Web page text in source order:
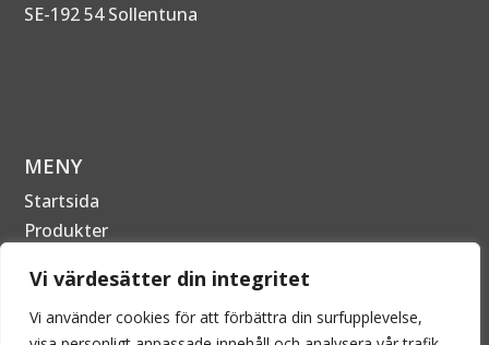
Vi värdesätter din integritet
Vi använder cookies för att förbättra din surfupplevelse,
SE-192 54 Sollentuna
MENY
Startsida
Produkter
Kontakta oss